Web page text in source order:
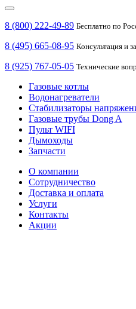
8 (800) 222-49-89 Бесплатно по
8 (495) 665-08-95 Консультация и
8 (925) 767-05-05 Технические
Газовые котлы
Водонагреватели
Стабилизаторы
Газовые трубы Dong A
Пульт WIFI
Дымоходы
Запчасти
О компании
Сотрудничество
Доставка и оплата
Услуги
Контакты
Акции